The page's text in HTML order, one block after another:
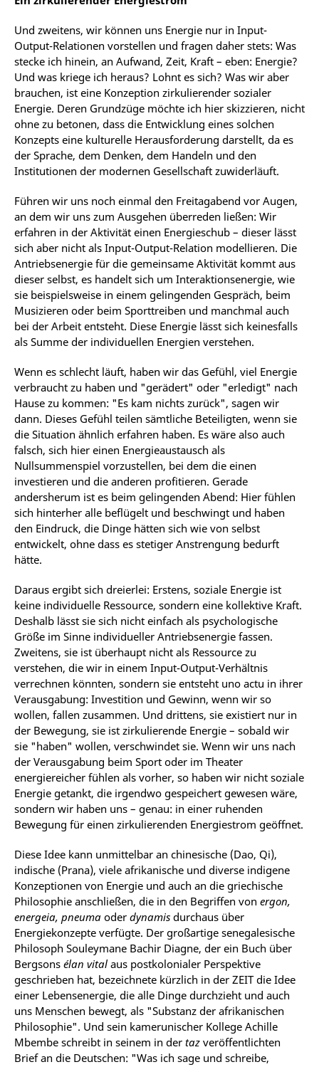
Und zweitens, wir können uns Energie nur in Input-
Output-Relationen vorstellen und fragen daher stets: Was
stecke ich hinein, an Aufwand, Zeit, Kraft – eben: Energie?
Und was kriege ich heraus? Lohnt es sich? Was wir aber
brauchen, ist eine Konzeption zirkulierender sozialer
Energie. Deren Grundzüge möchte ich hier skizzieren, nicht
ohne zu betonen, dass die Entwicklung eines solchen
Konzepts eine kulturelle Herausforderung darstellt, da es
der Sprache, dem Denken, dem Handeln und den
Institutionen der modernen Gesellschaft zuwiderläuft.
Führen wir uns noch einmal den Freitagabend vor Augen,
an dem wir uns zum Ausgehen überreden ließen: Wir
erfahren in der Aktivität einen Energieschub – dieser lässt
sich aber nicht als Input-Output-Relation modellieren. Die
Antriebsenergie für die gemeinsame Aktivität kommt aus
dieser selbst, es handelt sich um Interaktionsenergie, wie
sie beispielsweise in einem gelingenden Gespräch, beim
Musizieren oder beim Sporttreiben und manchmal auch
bei der Arbeit entsteht. Diese Energie lässt sich keinesfalls
als Summe der individuellen Energien verstehen.
Wenn es schlecht läuft, haben wir das Gefühl, viel Energie
verbraucht zu haben und "gerädert" oder "erledigt" nach
Hause zu kommen: "Es kam nichts zurück", sagen wir
dann. Dieses Gefühl teilen sämtliche Beteiligten, wenn sie
die Situation ähnlich erfahren haben. Es wäre also auch
falsch, sich hier einen Energieaustausch als
Nullsummenspiel vorzustellen, bei dem die einen
investieren und die anderen profitieren. Gerade
andersherum ist es beim gelingenden Abend: Hier fühlen
sich hinterher alle beflügelt und beschwingt und haben
den Eindruck, die Dinge hätten sich wie von selbst
entwickelt, ohne dass es stetiger Anstrengung bedurft
hätte.
Daraus ergibt sich dreierlei: Erstens, soziale Energie ist
keine individuelle Ressource, sondern eine kollektive Kraft.
Deshalb lässt sie sich nicht einfach als psychologische
Größe im Sinne individueller Antriebsenergie fassen.
Zweitens, sie ist überhaupt nicht als Ressource zu
verstehen, die wir in einem Input-Output-Verhältnis
verrechnen könnten, sondern sie entsteht uno actu in ihrer
Verausgabung: Investition und Gewinn, wenn wir so
wollen, fallen zusammen. Und drittens, sie existiert nur in
der Bewegung, sie ist zirkulierende Energie – sobald wir
sie "haben" wollen, verschwindet sie. Wenn wir uns nach
der Verausgabung beim Sport oder im Theater
energiereicher fühlen als vorher, so haben wir nicht soziale
Energie getankt, die irgendwo gespeichert gewesen wäre,
sondern wir haben uns – genau: in einer ruhenden
Bewegung für einen zirkulierenden Energiestrom geöffnet.
Diese Idee kann unmittelbar an chinesische (Dao, Qi),
indische (Prana), viele afrikanische und diverse indigene
Konzeptionen von Energie und auch an die griechische
Philosophie anschließen, die in den Begriffen von ergon,
energeia, pneuma oder dynamis durchaus über
Energiekonzepte verfügte. Der großartige senegalesische
Philosoph Souleymane Bachir Diagne, der ein Buch über
Bergsons élan vital aus postkolonialer Perspektive
geschrieben hat, bezeichnete kürzlich in der ZEIT die Idee
einer Lebensenergie, die alle Dinge durchzieht und auch
uns Menschen bewegt, als "Substanz der afrikanischen
Philosophie". Und sein kamerunischer Kollege Achille
Mbembe schreibt in seinem in der taz veröffentlichten
Brief an die Deutschen: "Was ich sage und schreibe,